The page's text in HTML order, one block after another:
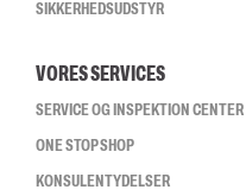
SIKKERHEDSUDSTYR
VORES SERVICES
SERVICE OG INSPEKTION CENTER
ONE STOP SHOP
KONSULENTYDELSER